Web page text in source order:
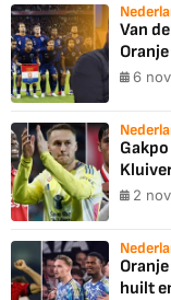
Van
6
2
huilt